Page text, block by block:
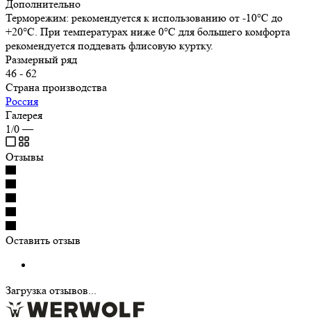
Дополнительно
Терморежим: рекомендуется к использованию от -10°C до
+20°C. При температурах ниже 0°C для большего комфорта
рекомендуется поддевать флисовую куртку.
Размерный ряд
46 - 62
Страна производства
Россия
Галерея
1/0 —
Отзывы
Оставить отзыв
Загрузка отзывов...